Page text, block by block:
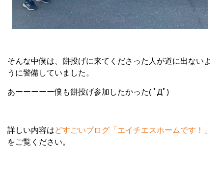
そんな中僕は、餅投げに来てくださった人が道に出ないよ
うに警備していました。
あーーーーー僕も餅投げ参加したかった( ﾟДﾟ)
詳しい内容はどすごいブログ「エイチエスホームです！」
をご覧ください。